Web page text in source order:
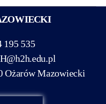
195 535
Ożarów Mazowiecki